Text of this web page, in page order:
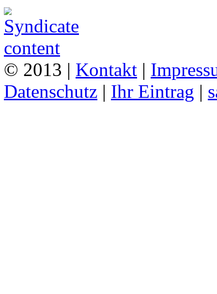
© 2013 | Kontakt |
Datenschutz | Ihr Eintrag |